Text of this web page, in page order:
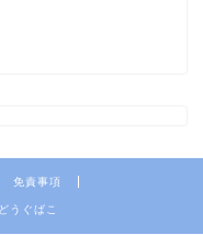
免責事項
うぐばこ
素材 写真